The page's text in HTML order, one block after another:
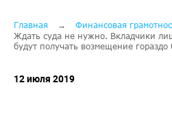
Строка
навигации
Главная
Финансовая
Ждать суда не нужно. Вкладчики
будут получать возмещение гораздо
12 июля 2019